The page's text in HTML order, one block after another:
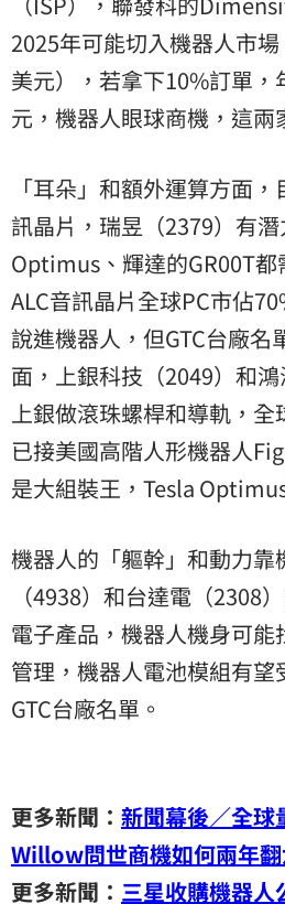
2025年可能切入機器人市
美元），若拿下10%訂單，
元，機器人眼球商機，這兩
「耳朵」和額外運算方面
訊晶片，瑞昱（2379）有
Optimus、輝達的GR00T
ALC音訊晶片全球PC市佔
說進機器人，但GTC台廠名
面，上銀科技（2049）和
上銀做滾珠螺桿和導軌，
已接美國高階人形機器人
是大組裝王，Tesla
機器人的「軀幹」和動力靠
（4938）和台達電（2308
電子產品，機器人機身可
管理，機器人電池模組有
GTC台廠名單。
更多新聞： 新聞幕後／全
Willow問世商機如何兩年
更多新聞： 三星收購機器